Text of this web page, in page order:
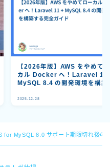
Me
【2026年版】AWS をやめて
カル Docker へ！Laravel 11
MySQL 8.4 の開発環境を構築
2025.12.28
for MySQL 8.0 サポート期限切れ後の